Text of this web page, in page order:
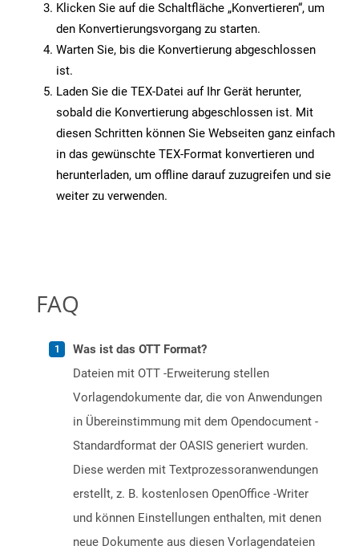
Klicken Sie auf die Schaltfläche „Konvertieren“, um
den Konvertierungsvorgang zu starten.
Warten Sie, bis die Konvertierung abgeschlossen
ist.
Laden Sie die TEX-Datei auf Ihr Gerät herunter,
sobald die Konvertierung abgeschlossen ist. Mit
diesen Schritten können Sie Webseiten ganz einfach
in das gewünschte TEX-Format konvertieren und
herunterladen, um offline darauf zuzugreifen und sie
weiter zu verwenden.
FAQ
Was ist das OTT Format?
Dateien mit OTT -Erweiterung stellen
Vorlagendokumente dar, die von Anwendungen
in Übereinstimmung mit dem Opendocument -
Standardformat der OASIS generiert wurden.
Diese werden mit Textprozessoranwendungen
erstellt, z. B. kostenlosen OpenOffice -Writer
und können Einstellungen enthalten, mit denen
neue Dokumente aus diesen Vorlagendateien